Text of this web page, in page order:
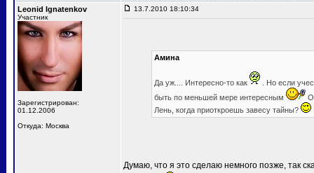
Leonid Ignatenkov
Участник
Зарегистрирован:
01.12.2006
Откуда: Москва
13.7.2010 18:10:34
Амина
Да уж.... Интересно-то как
. Но если
быть по меньшей мере интересным
Лень, когда приоткроешь завесу тайны?
Думаю, что я это сделаю немного позже, так